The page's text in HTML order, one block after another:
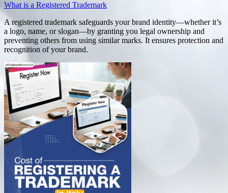
What is a Registered Trademark
A registered trademark safeguards your brand identity—whether it’s
a logo, name, or slogan—by granting you legal ownership and
preventing others from using similar marks. It ensures protection and
recognition of your brand.